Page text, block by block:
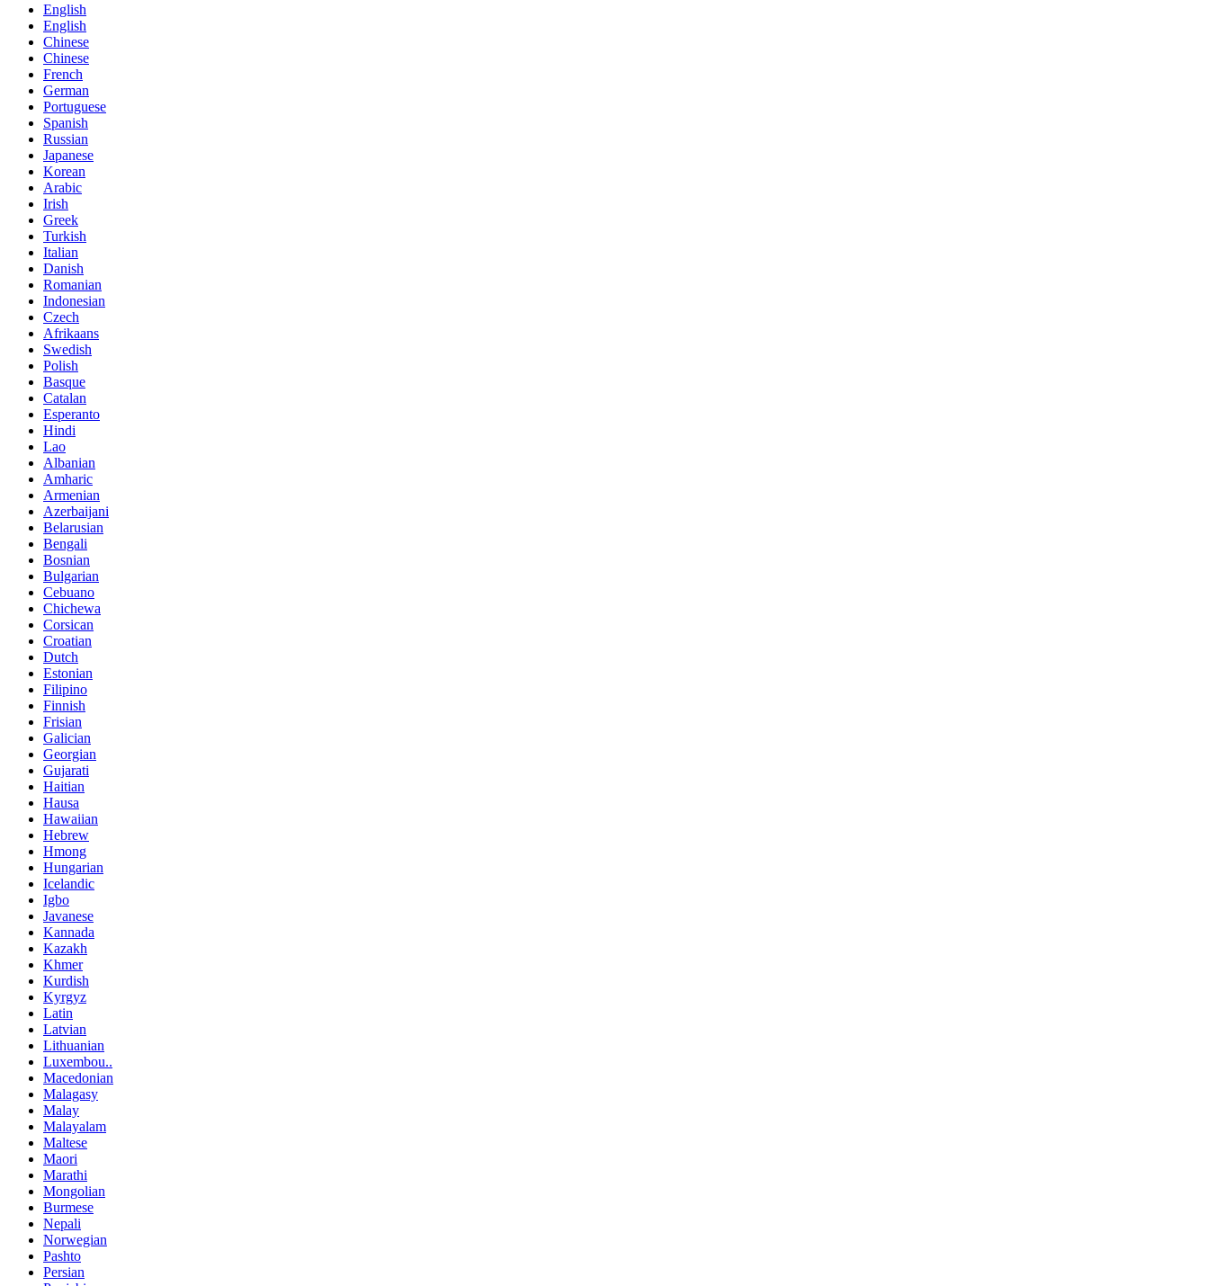
English
English
Chinese
Chinese
French
German
Portuguese
Spanish
Russian
Japanese
Korean
Arabic
Irish
Greek
Turkish
Italian
Danish
Romanian
Indonesian
Czech
Afrikaans
Swedish
Polish
Basque
Catalan
Esperanto
Hindi
Lao
Albanian
Amharic
Armenian
Azerbaijani
Belarusian
Bengali
Bosnian
Bulgarian
Cebuano
Chichewa
Corsican
Croatian
Dutch
Estonian
Filipino
Finnish
Frisian
Galician
Georgian
Gujarati
Haitian
Hausa
Hawaiian
Hebrew
Hmong
Hungarian
Icelandic
Igbo
Javanese
Kannada
Kazakh
Khmer
Kurdish
Kyrgyz
Latin
Latvian
Lithuanian
Luxembou..
Macedonian
Malagasy
Malay
Malayalam
Maltese
Maori
Marathi
Mongolian
Burmese
Nepali
Norwegian
Pashto
Persian